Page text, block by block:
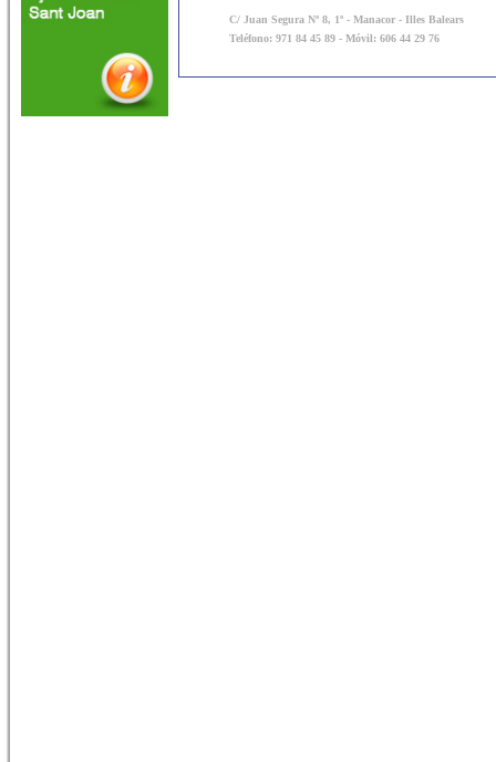
C/ Juan Segura Nº 8, 1º - Manacor - Illes Balears
Teléfono: 971 84 45 89 - Móvil: 606 44 29 76